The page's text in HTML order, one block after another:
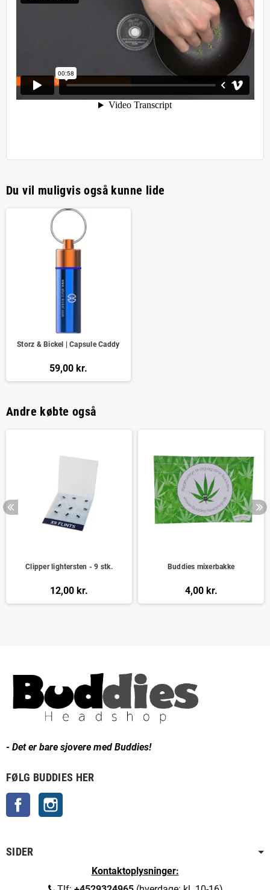
Du vil muligvis også kunne lide
Storz & Bickel | Capsule Caddy
59,00 kr.
Andre købte også
Clipper lightersten - 9 stk.
12,00 kr.
Buddies mixerbakke
4,00 kr.
- Det er bare sjovere med Buddies!
FØLG BUDDIES HER
Facebook
SIDER
Kontaktoplysninger: